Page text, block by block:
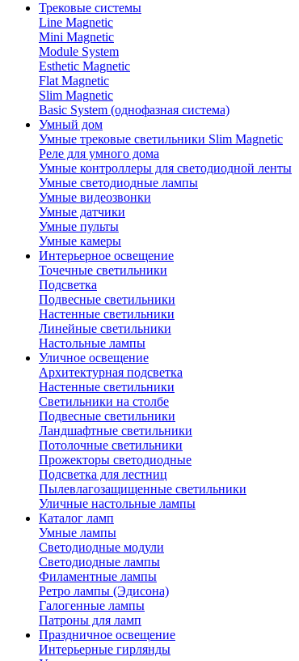
Трековые системы
Line Magnetic
Mini Magnetic
Module System
Esthetic Magnetic
Flat Magnetic
Slim Magnetic
Basic System (однофазная система)
Умный дом
Умные трековые светильники Slim Magnetic
Реле для умного дома
Умные контроллеры для светодиодной ленты
Умные светодиодные лампы
Умные видеозвонки
Умные датчики
Умные пульты
Умные камеры
Интерьерное освещение
Точечные светильники
Подсветка
Подвесные светильники
Настенные светильники
Линейные светильники
Настольные лампы
Уличное освещение
Архитектурная подсветка
Настенные светильники
Светильники на столбе
Подвесные светильники
Ландшафтные светильники
Потолочные светильники
Прожекторы светодиодные
Подсветка для лестниц
Пылевлагозащищенные светильники
Уличные настольные лампы
Каталог ламп
Умные лампы
Светодиодные модули
Светодиодные лампы
Филаментные лампы
Ретро лампы (Эдисона)
Галогенные лампы
Патроны для ламп
Праздничное освещение
Интерьерные гирлянды